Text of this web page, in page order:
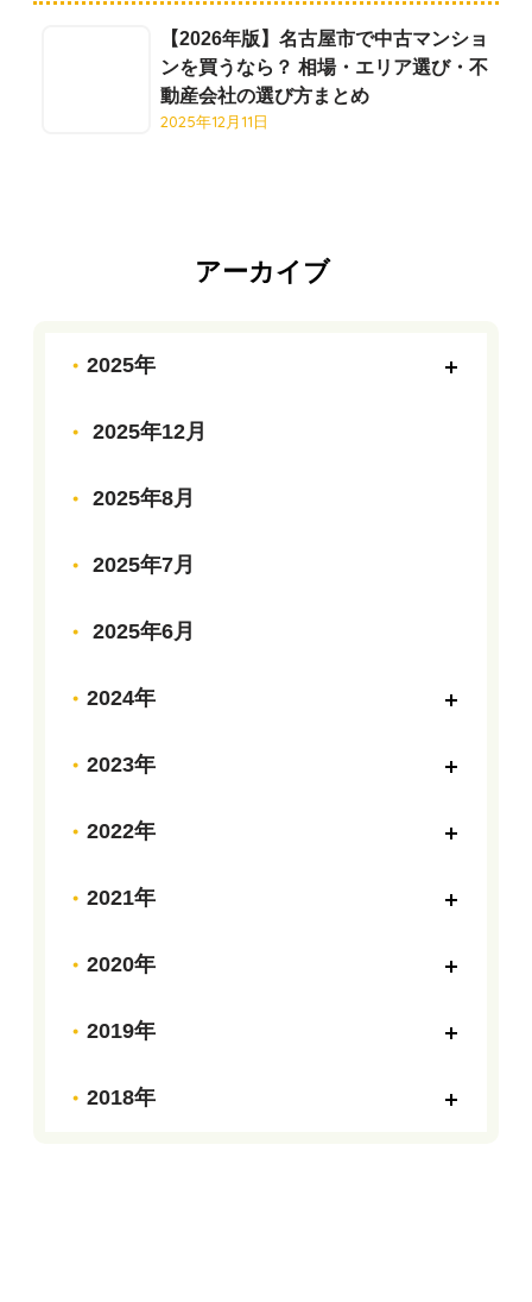
【2026年版】名古屋市で中古マンショ
ンを買うなら？ 相場・エリア選び・不
動産会社の選び方まとめ
2025年12月11日
アーカイブ
2025年
2025年12月
2025年8月
2025年7月
2025年6月
2024年
2023年
2022年
2021年
2020年
2019年
2018年